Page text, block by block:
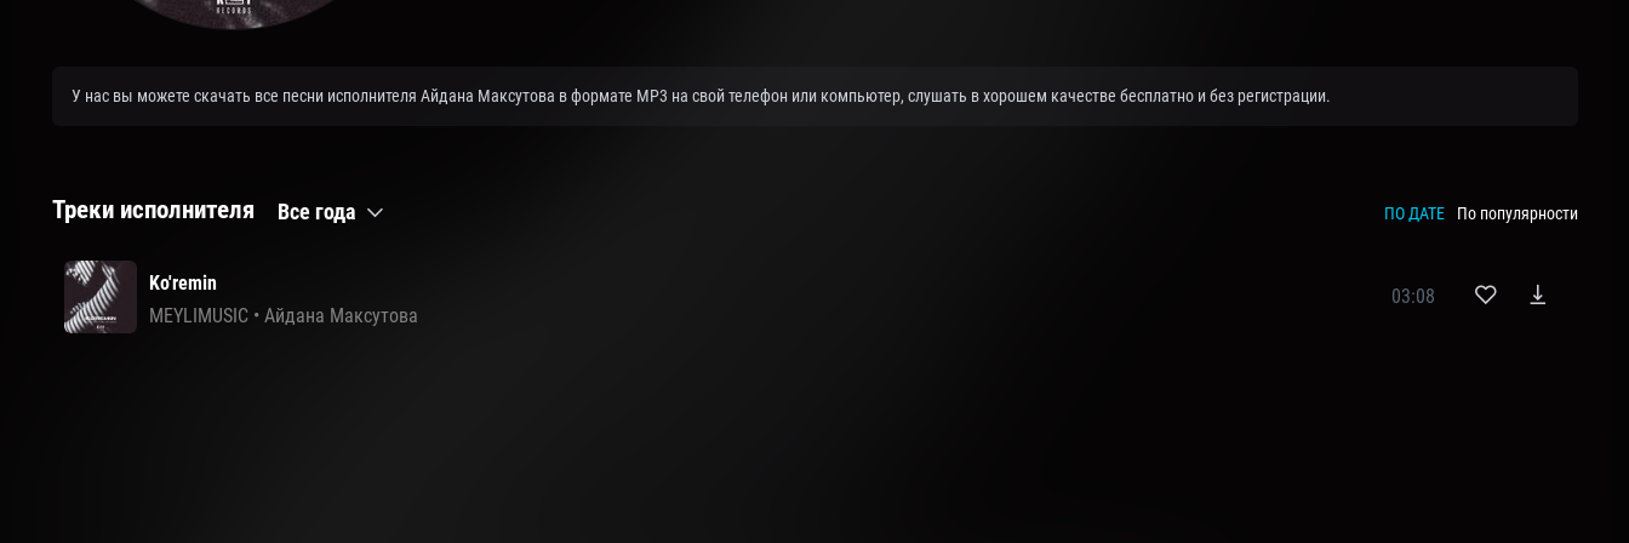
У нас вы можете скачать все песни исполнителя Айдана Максутова в формате MP3 на свой телефон или компьютер, слушать в хорошем качестве бесплатно и без регистрации.
Треки исполнителя Все года ПО ДАТЕ По популярности
Ko'remin
MEYLIMUSIC• Айдана Максутова
03:08